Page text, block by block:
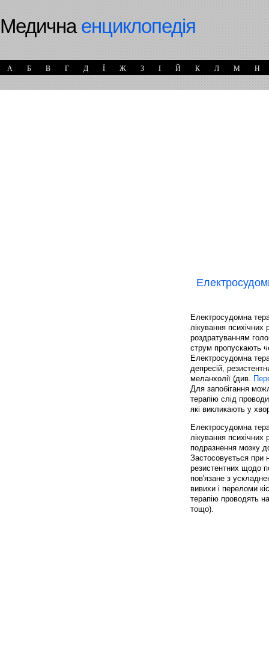
Медичнаенциклопедія
А Б В Г Д Ї Ж З І Й К Л М Н
Електросудомна
лікування
роздратуванням
струм пропускають
Електросудомна
депресій,
меланхолії (див.
Для запобігання
терапію слід
які викликають у
Електросудомна
лікування
подразнення мозку
Застосовується при
резистентних щодо
пов'язане з
вивихи і переломи
терапію проводять
тощо).